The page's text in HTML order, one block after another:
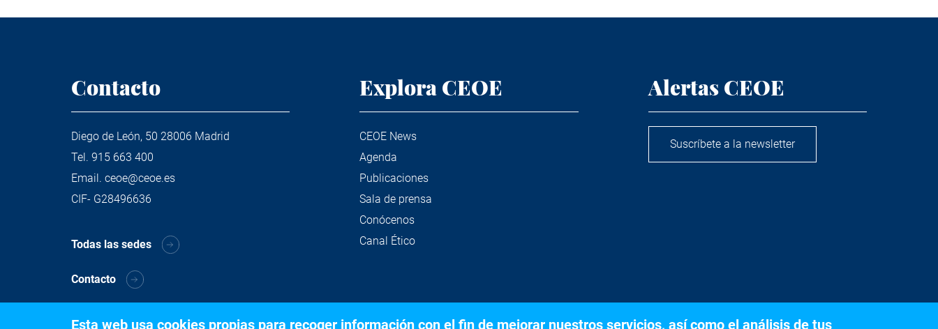
Contacto
Diego de León, 50 28006 Madrid
Tel. 915 663 400
Email. ceoe@ceoe.es
CIF- G28496636
Todas las sedes
Contacto
Explora CEOE
CEOE News
Agenda
Publicaciones
Sala de prensa
Conócenos
Canal Ético
Alertas CEOE
Suscríbete a la newsletter
Esta web usa cookies propias para recoger información con el fin de mejorar nuestros servicios, así como el análisis de tus